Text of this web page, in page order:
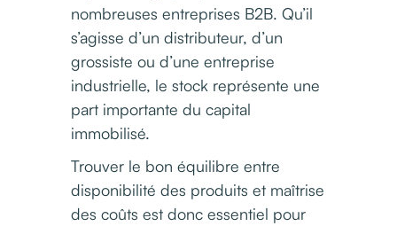
nombreuses entreprises B2B. Qu’il
s’agisse d’un distributeur, d’un
grossiste ou d’une entreprise
industrielle, le stock représente une
part importante du capital
immobilisé.
Trouver le bon équilibre entre
disponibilité des produits et maîtrise
des coûts est donc essentiel pour